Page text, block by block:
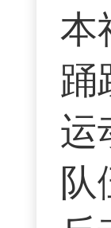
本
踊
运
队